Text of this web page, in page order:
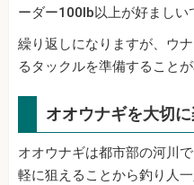
ーダー100lb以上が好ましい
繰り返しになりますが、ウ
るタックルを準備すること
オオウナギを大切に
オオウナギは都市部の河川
軽に狙えることから釣り人